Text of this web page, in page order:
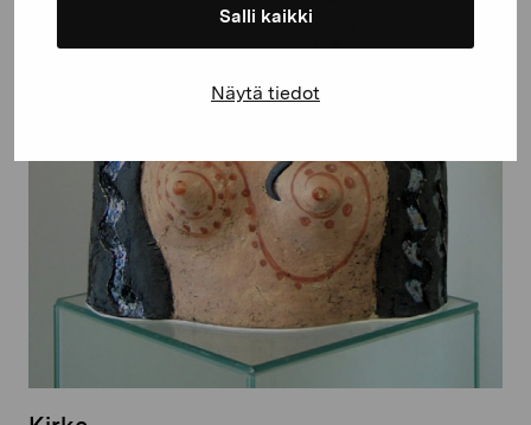
Salli kaikki
Näytä tiedot